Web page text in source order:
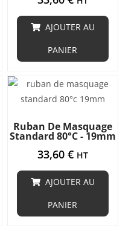
AJOUTER AU
PANIER
Ruban De Masquage
Standard 80°C - 19mm
33,60 € HT
AJOUTER AU
PANIER